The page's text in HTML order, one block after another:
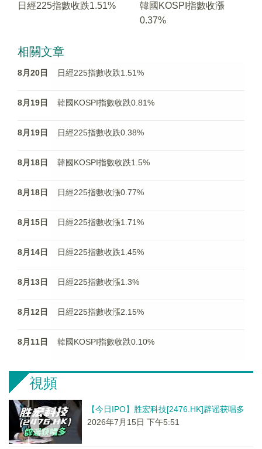
日經225指數收跌1.51%
韓國KOSPI指數收漲
0.37%
相關文章
8月20日 日經225指數收跌1.51%
8月19日 韓國KOSPI指數收跌0.81%
8月19日 日經225指數收跌0.38%
8月18日 韓國KOSPI指數收跌1.5%
8月18日 日經225指數收漲0.77%
8月15日 日經225指數收漲1.71%
8月14日 日經225指數收跌1.45%
8月13日 日經225指數收漲1.3%
8月12日 日經225指數收漲2.15%
8月11日 韓國KOSPI指數收跌0.10%
視頻
【今日IPO】胜宏科技[2476.HK]辟谣获唱多
2026年7月15日 下午5:51